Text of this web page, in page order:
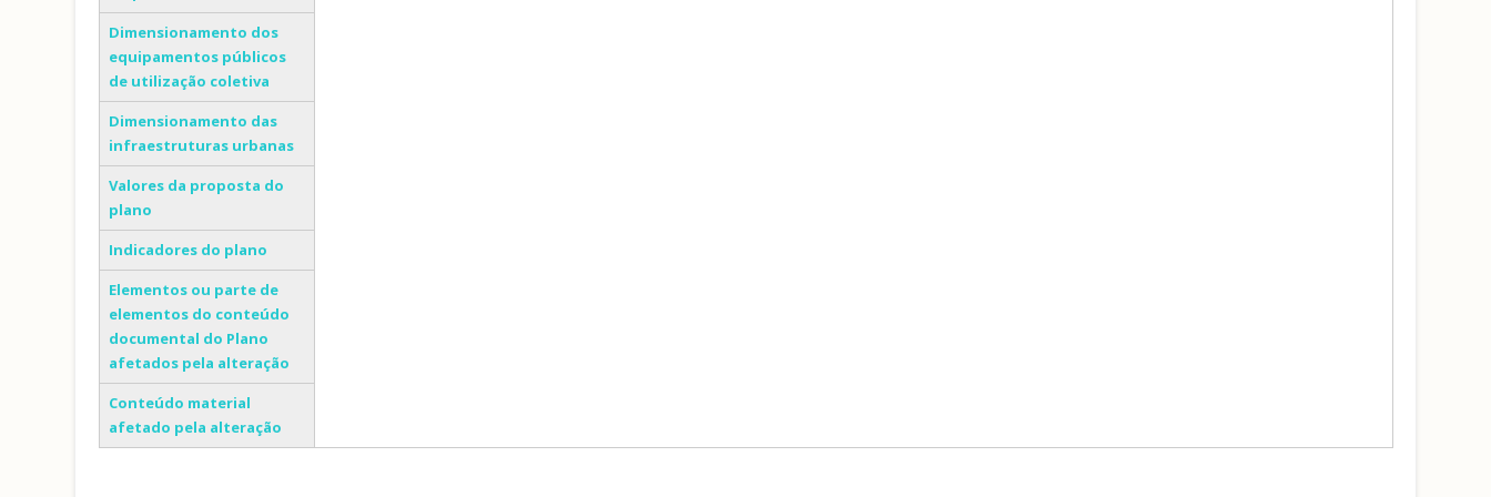
Dimensionamento dos
equipamentos públicos
de utilização coletiva
Dimensionamento das
infraestruturas urbanas
Valores da proposta do
plano
Indicadores do plano
Elementos ou parte de
elementos do conteúdo
documental do Plano
afetados pela alteração
Conteúdo material
afetado pela alteração